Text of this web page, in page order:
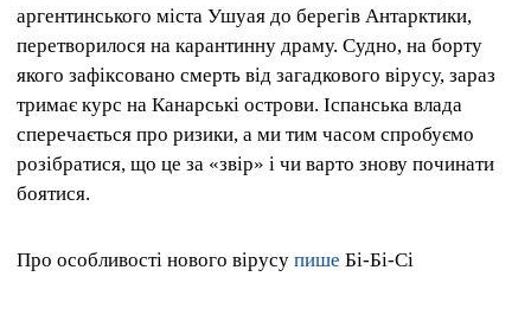
аргентинського міста Ушуая до берегів Антарктики,
перетворилося на карантинну драму. Судно, на борту
якого зафіксовано смерть від загадкового вірусу, зараз
тримає курс на Канарські острови. Іспанська влада
сперечається про ризики, а ми тим часом спробуємо
розібратися, що це за «звір» і чи варто знову починати
боятися.
Про особливості нового вірусу пише Бі-Бі-Сі